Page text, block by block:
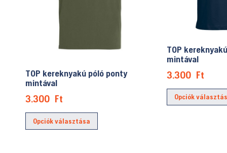
TOP kereknyakú póló ponty
mintával
3.300 Ft
Opciók választása
Ennek
TOP
mintával
3.300 Ft
Opciók